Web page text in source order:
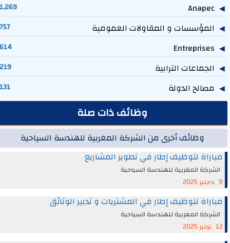
Anapec
1,269
المؤسسات و المقاولات العمومية 757
Entreprises
614
الجماعات الترابية 219
مصالح الدولة 131
وظائف ذات صلة
وظائف أخرى من الشركة المغربية للهندسة السياحية
مباراة لتوظيف إطار في تطوير المشاريع
الشركة المغربية للهندسة السياحية
مباراة لتوظيف إطار في المشتريات و تدبير الوثائق
الشركة المغربية للهندسة السياحية
12 نونبر 2025